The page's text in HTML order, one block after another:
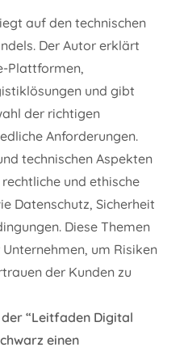
auf den technischen
Der Autor erklärt
Plattformen,
und gibt
der richtigen
Anforderungen.
technischen Aspekten
und ethische
Datenschutz, Sicherheit
Diese Themen
um Risiken
der Kunden zu
“Leitfaden Digital
einen